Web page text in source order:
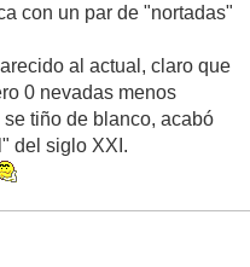
con un par de "nortadas"
al actual, claro que
0 nevadas menos
tiño de blanco, acabó
del siglo XXI.